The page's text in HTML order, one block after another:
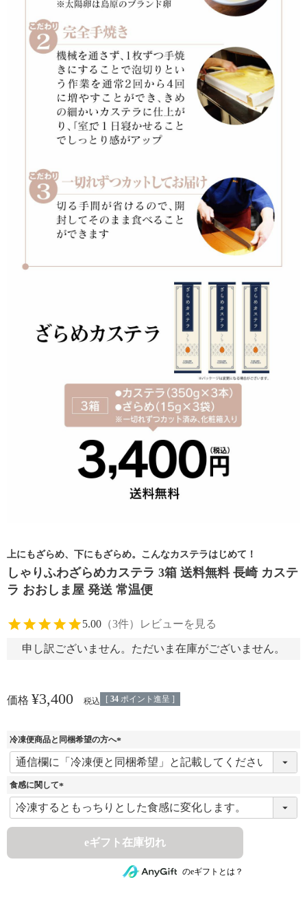
上にもざらめ、下にもざらめ。こんなカステラはじめて！
しゃりふわざらめカステラ 3箱 送料無料 長崎 カステ
ラ おおしま屋 発送 常温便
5.00 （3件） レビューを見る
申し訳ございません。ただいま在庫がございません。
価格 ¥3,400 税込 [ 34 ポイント進呈 ]
冷凍便商品と同梱希望の方へ
(
必
食感に関して
(
必
須
eギフト在庫切れ
のeギフトとは？